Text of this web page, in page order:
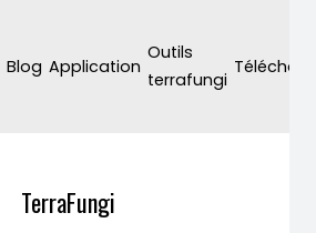
Blog Application
Outils
terrafungi
TerraFungi